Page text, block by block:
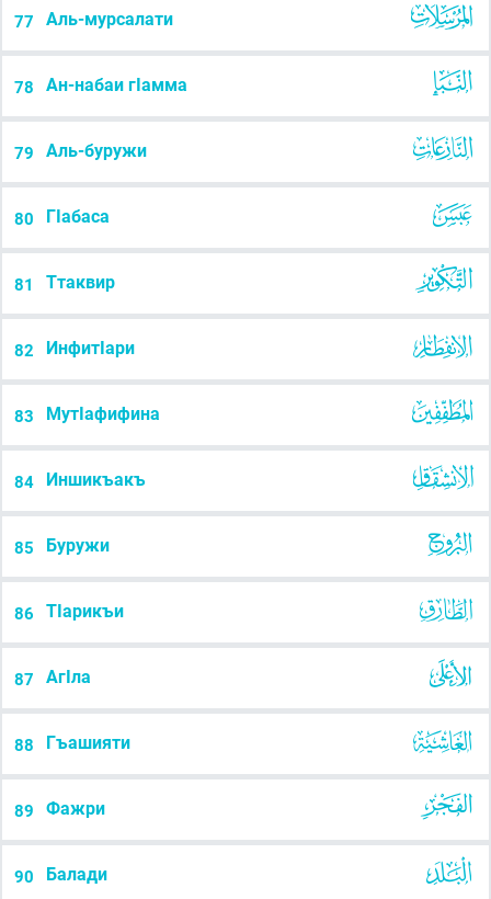
77 Аль-мурсалати
78 Ан-набаи гІамма
79 Аль-буружи
80 ГIабаса
81 Ттаквир
82 ИнфитIари
83 МутIафифина
84 Иншикъакъ
85 Буружи
86 ТIарикъи
87 АгIла
88 Гъашияти
89 Фажри
90 Балади